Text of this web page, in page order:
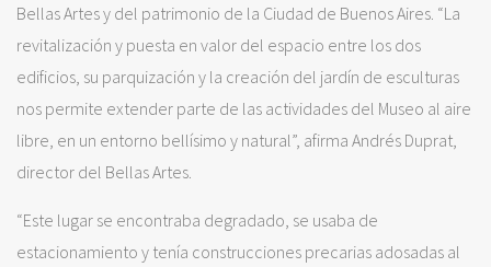
Bellas Artes y del patrimonio de la Ciudad de Buenos Aires. “La
revitalización y puesta en valor del espacio entre los dos
edificios, su parquización y la creación del jardín de esculturas
nos permite extender parte de las actividades del Museo al aire
libre, en un entorno bellísimo y natural”, afirma Andrés Duprat,
director del Bellas Artes.
“Este lugar se encontraba degradado, se usaba de
estacionamiento y tenía construcciones precarias adosadas al